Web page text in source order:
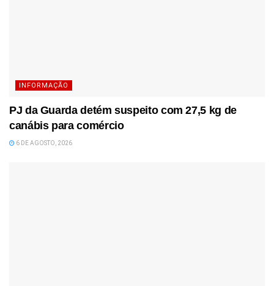
INFORMAÇÃO
PJ da Guarda detém suspeito com 27,5 kg de
canábis para comércio
6 DE AGOSTO, 2026